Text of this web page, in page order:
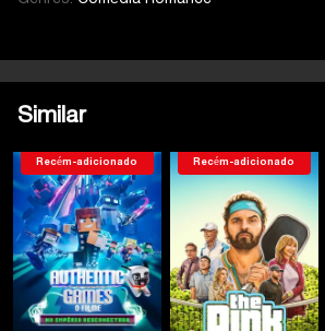
Similar
Recém-adicionado Recém-adicionado